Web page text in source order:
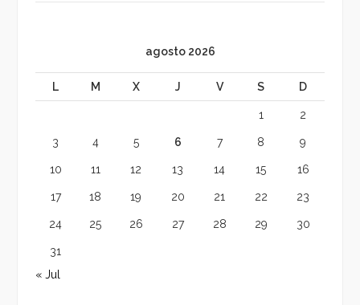
agosto 2026
L M X J V S D
1 2
3 4 5 6 7 8 9
10 11 12 13 14 15 16
17 18 19 20 21 22 23
24 25 26 27 28 29 30
31
« Jul